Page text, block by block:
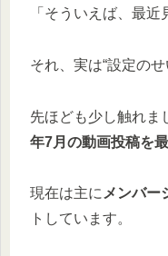
「そういえば、最近
それ、実は“設定のせ
先ほども少し触れま
年7月の動画投稿を
現在は主に メンバー
トしています。